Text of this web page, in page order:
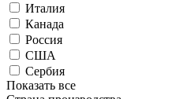
Италия
Канада
Россия
США
Сербия
Показать все